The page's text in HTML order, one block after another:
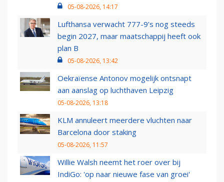
05-08-2026, 14:17
Lufthansa verwacht 777-9’s nog steeds
begin 2027, maar maatschappij heeft ook
plan B
05-08-2026, 13:42
Oekraïense Antonov mogelijk ontsnapt
aan aanslag op luchthaven Leipzig
05-08-2026, 13:18
KLM annuleert meerdere vluchten naar
Barcelona door staking
05-08-2026, 11:57
Willie Walsh neemt het roer over bij
IndiGo: 'op naar nieuwe fase van groei'